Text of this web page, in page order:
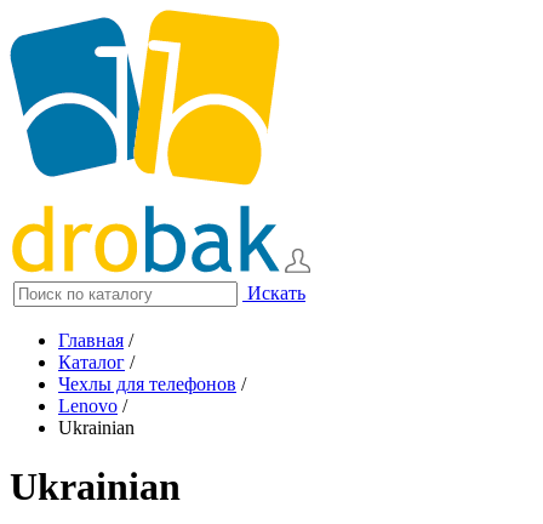
Искать
Главная /
Каталог /
Чехлы для телефонов /
Lenovo /
Ukrainian
Ukrainian